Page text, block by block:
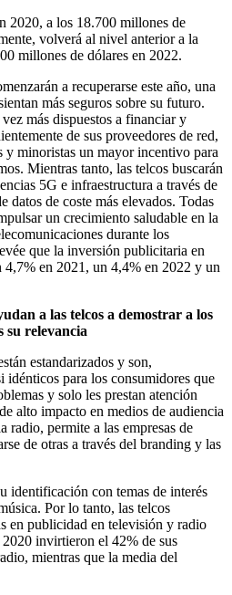
2020, a los 18.700 millones de
volverá al nivel anterior a la
millones de dólares en 2022.
a recuperarse este año, una
más seguros sobre su futuro.
más dispuestos a financiar y
de sus proveedores de red,
y minoristas un mayor incentivo para
Mientras tanto, las telcos buscarán
5G e infraestructura a través de
datos de coste más elevados. Todas
un crecimiento saludable en la
durante los
que la inversión publicitaria en
4,7% en 2021, un 4,4% en 2022 y un
a las telcos a demostrar a los
su relevancia
estandarizados y son,
idénticos para los consumidores que
y solo les prestan atención
alto impacto en medios de audiencia
radio, permite a las empresas de
de otras a través del branding y las
identificación con temas de interés
Por lo tanto, las telcos
en publicidad en televisión y radio
invirtieron el 42% de sus
mientras que la media del